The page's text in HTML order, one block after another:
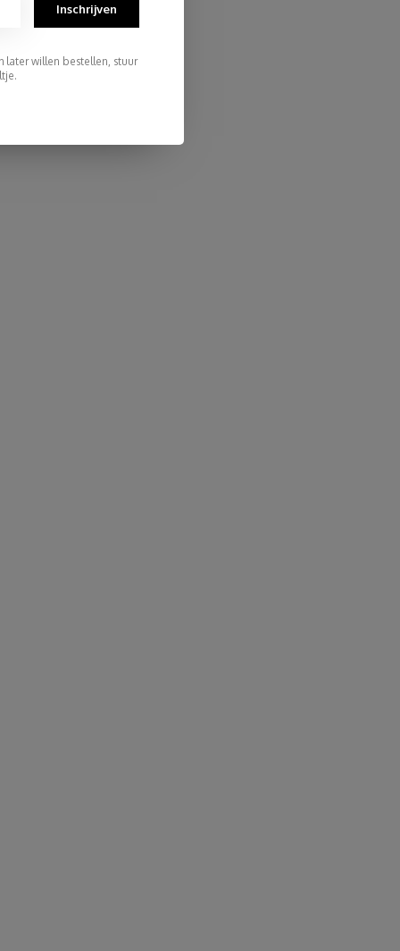
Inschrijven
later willen bestellen, stuur